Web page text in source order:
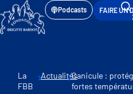
Podcasts FAIRE UN
La
FBB
ActualitésCanicule :
fortes